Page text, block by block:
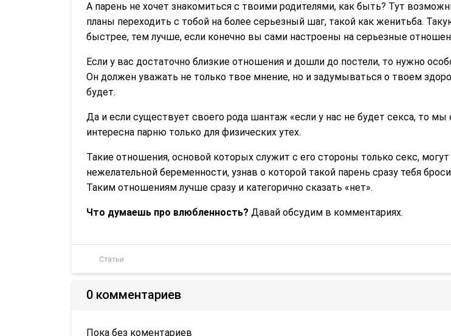
А парень не хочет знакомиться с твоими родителями, как быть? Тут
планы переходить с тобой на более серьезный шаг, такой как женитьба.
быстрее, тем лучше, если конечно вы сами настроены на серьезные
Если у вас достаточно близкие отношения и дошли до постели, то нужно
Он должен уважать не только твое мнение, но и задумываться о твоем
будет.
Да и если существует своего рода шантаж «если у нас не будет секса, то
интересна парню только для физических утех.
Такие отношения, основой которых служит с его стороны только секс,
нежелательной беременности, узнав о которой такой парень сразу тебя
Таким отношениям лучше сразу и категорично сказать «нет».
Что думаешь про влюбленность? Давай обсудим в комментариях.
Статьи
0 комментариев
Пока без коментариев